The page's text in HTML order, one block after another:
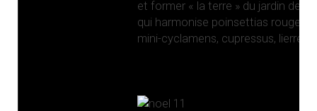
et former « la terre » du jardin de
qui harmonise poinsettias rouges
mini-cyclamens, cupressus, lierres